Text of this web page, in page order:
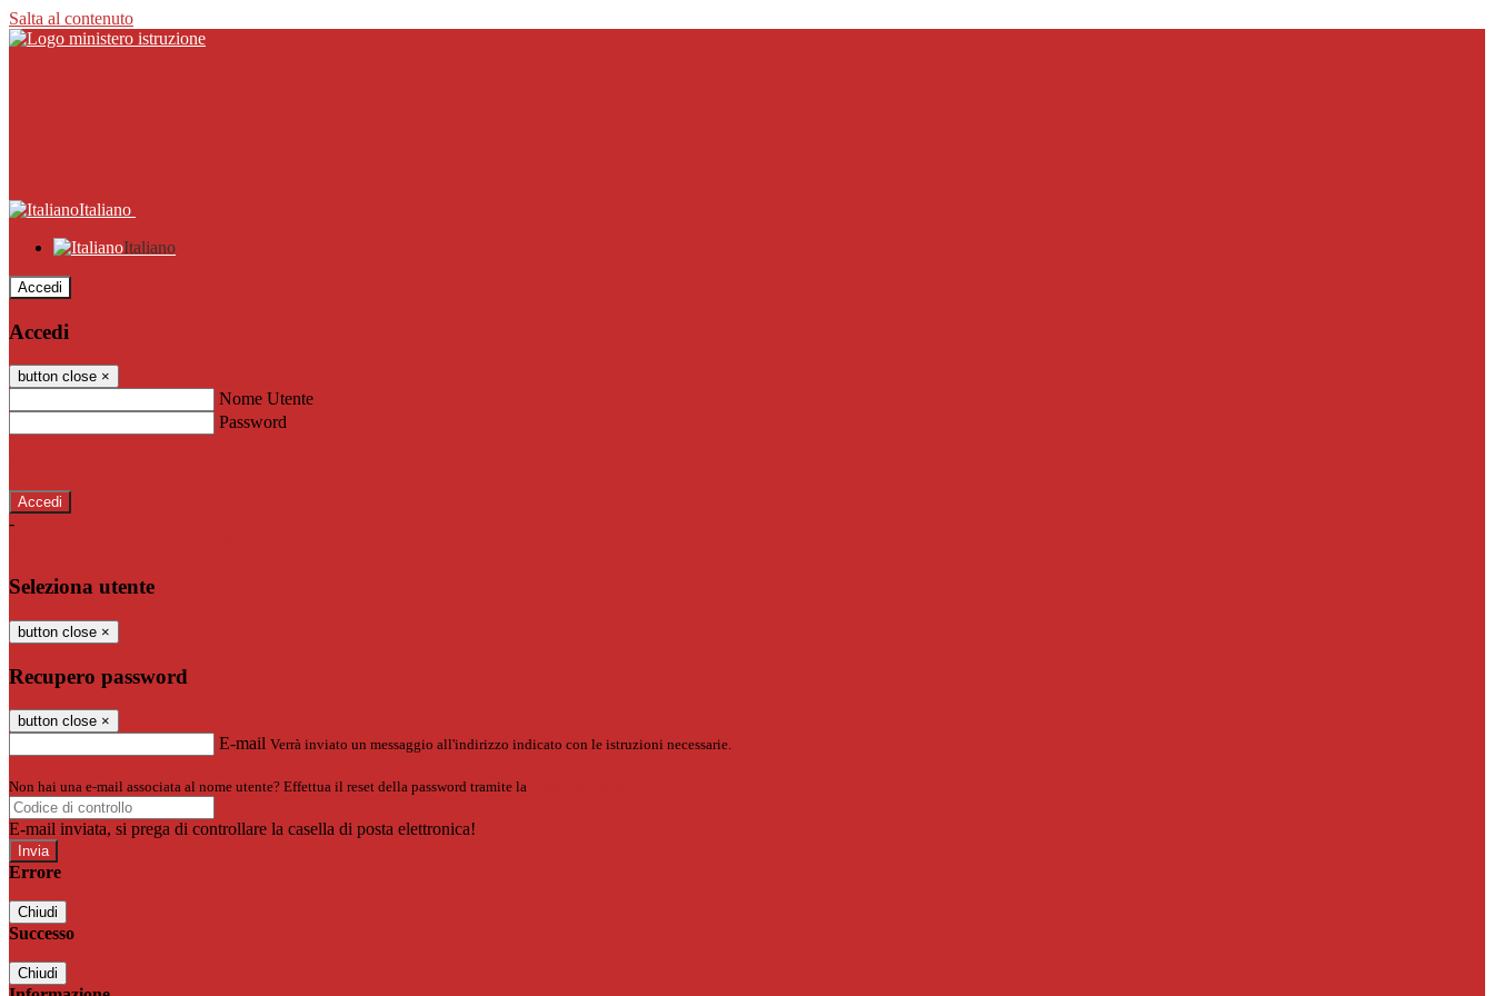
Salta al contenuto
Italiano
Italiano
Accedi
Accedi
button close ×
Nome Utente
Password
-
Seleziona utente
button close ×
Recupero password
button close ×
E-mail Verrà inviato un messaggio all'indirizzo indicato con le istruzioni necessarie.
Non hai una e-mail associata al nome utente? Effettua il reset della password tramite la
E-mail inviata, si prega di controllare la casella di posta elettronica!
Errore
Chiudi
Successo
Chiudi